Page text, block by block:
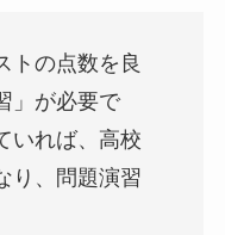
トの点数を良
」が必要で
いれば、高校
り、問題演習